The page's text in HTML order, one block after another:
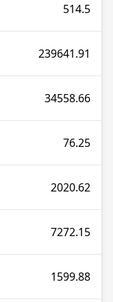
514.5
239641.91
34558.66
76.25
2020.62
7272.15
1599.88